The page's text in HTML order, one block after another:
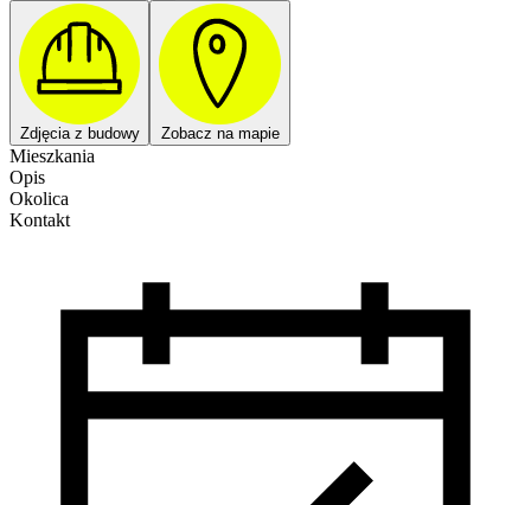
Zdjęcia z budowy Zobacz na mapie
Mieszkania
Opis
Okolica
Kontakt